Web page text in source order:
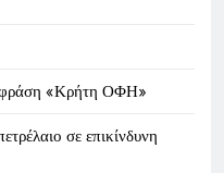
«Κρήτη ΟΦΗ»
σε επικίνδυνη